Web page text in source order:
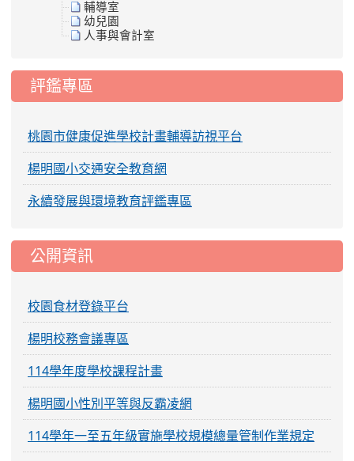
輔導室
幼兒園
人事與會計室
評鑑專區
桃園市健康促進學校計畫輔導訪視平台
楊明國小交通安全教育網
永續發展與環境教育評鑑專區
公開資訊
校園食材登錄平台
楊明校務會議專區
114學年度學校課程計畫
楊明國小性別平等與反霸凌網
114學年一至五年級實施學校規模總量管制作業規定